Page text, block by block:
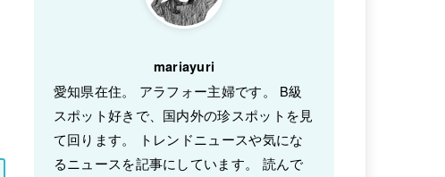
mariayuri
愛知県在住。 アラフォー主婦です。 B級
スポット好きで、国内外の珍スポットを見
て回ります。 トレンドニュースや気にな
るニュースを記事にしています。 読んで